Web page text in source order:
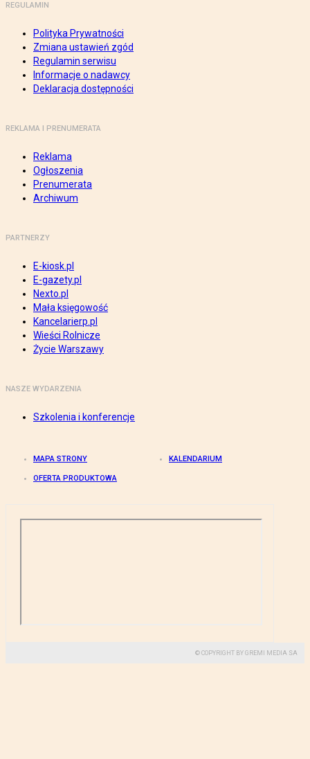
REGULAMIN
Polityka Prywatności
Zmiana ustawień zgód
Regulamin serwisu
Informacje o nadawcy
Deklaracja dostępności
REKLAMA I PRENUMERATA
Reklama
Ogłoszenia
Prenumerata
Archiwum
PARTNERZY
E-kiosk.pl
E-gazety.pl
Nexto.pl
Mała księgowość
Kancelarierp.pl
Wieści Rolnicze
Życie Warszawy
NASZE WYDARZENIA
Szkolenia i konferencje
MAPA STRONY KALENDARIUM
OFERTA PRODUKTOWA
© COPYRIGHT BY GREMI MEDIA SA